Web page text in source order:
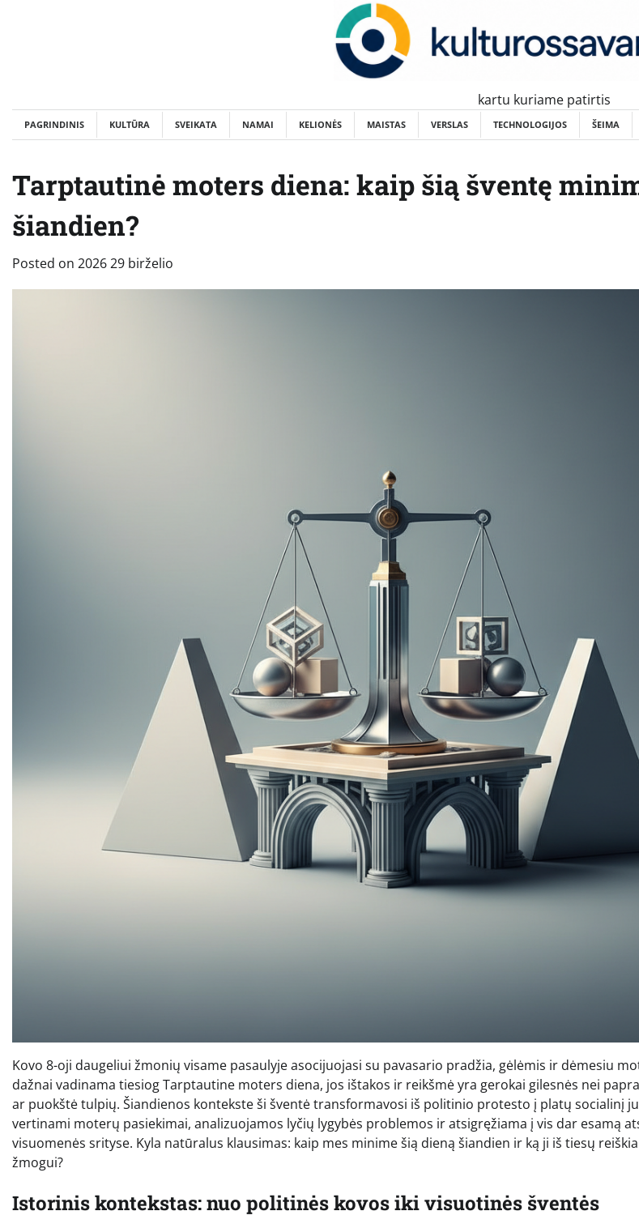
kartu kuriame patirtis
PAGRINDINIS KULTŪRA SVEIKATA NAMAI KELIONĖS MAISTAS VERSLAS TECHNOLOGIJOS ŠEIMA
Tarptautinė moters diena: kaip šią šventę
šiandien?
Posted on 2026 29 birželio
Kovo 8-oji daugeliui žmonių visame pasaulyje asocijuojasi su pavasario pradžia, gėlėmis ir dėmesiu
dažnai vadinama tiesiog Tarptautine moters diena, jos ištakos ir reikšmė yra gerokai gilesnės nei
ar puokštė tulpių. Šiandienos kontekste ši šventė transformavosi iš politinio protesto į platų socialinį
vertinami moterų pasiekimai, analizuojamos lyčių lygybės problemos ir atsigręžiama į vis dar esamą
visuomenės srityse. Kyla natūralus klausimas: kaip mes minime šią dieną šiandien ir ką ji iš tiesų
žmogui?
Istorinis kontekstas: nuo politinės kovos iki visuotinės šventės